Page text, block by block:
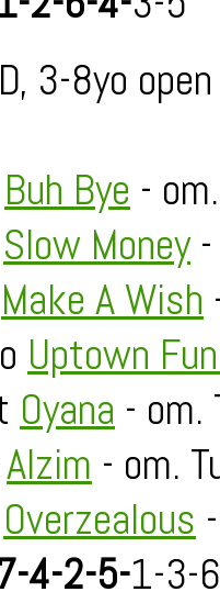
3-8yo
Buh Bye -
Slow Money-
Make A Wish
Uptown
Oyana - om.
Alzim - om.
Overzealous
4-2-5-1-3-6